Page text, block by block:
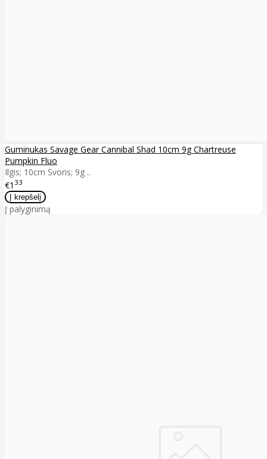
Guminukas Savage Gear Cannibal Shad 10cm 9g Chartreuse
Pumpkin Fluo
Ilgis; 10cm Svoris; 9g ..
€1 33
Į palyginimą